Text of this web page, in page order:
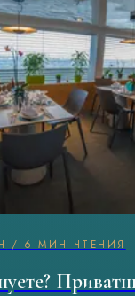
/ 6 МИН ЧТЕНИЯ